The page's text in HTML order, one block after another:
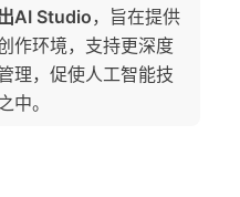
AI Studio，旨在提供
作环境，支持更深度
理，促使人工智能技
中。